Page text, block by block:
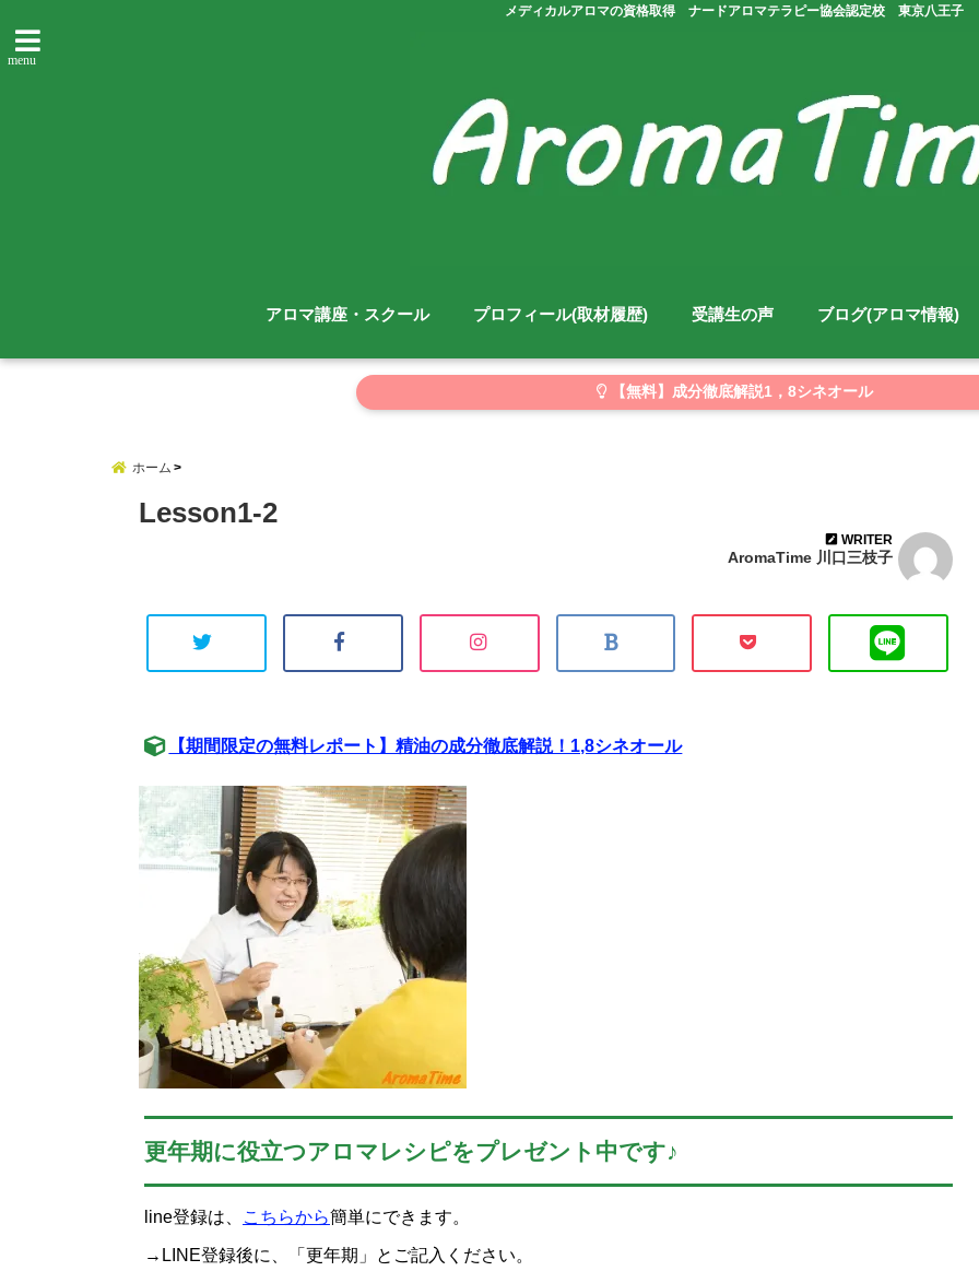
メディカルアロマの資格取得 ナードアロマテラピー協会認定校 東京八王子
menu
アロマ講座・スクール プロフィール(取材履歴) 受講生の声 ブログ(アロマ情報)
【無料】成分徹底解説1，8シネオール
ホーム
Lesson1-2
WRITER
AromaTime 川口三枝子
【期間限定の無料レポート】精油の成分徹底解説！1,8シネオール
更年期に役立つアロマレシピをプレゼント中です♪
line登録は、 こちらから簡単にできます。
→LINE登録後に、「更年期」とご記入ください。